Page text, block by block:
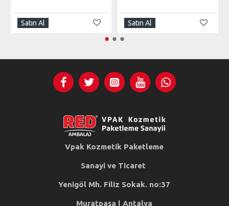
Satın Al Satın Al
Vpak Kozmetik Paketleme
Sanayi ve Ticaret
Yenigöl Mh. Filiz Sokak. no:37
Muratpaşa | Antalya